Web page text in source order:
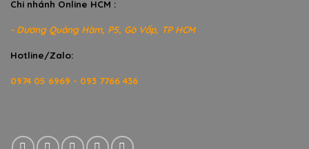
Chi nhánh Online HCM :
- Dương Quảng Hàm, P5, Gò Vấp, TP HCM
Hotline/Zalo:
0974 05 6969 - 093 7766 436